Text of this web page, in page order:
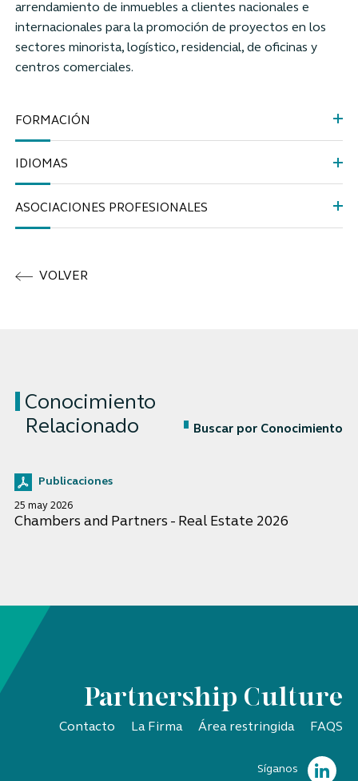
arrendamiento de inmuebles a clientes nacionales e
internacionales para la promoción de proyectos en los
sectores minorista, logístico, residencial, de oficinas y
centros comerciales.
FORMACIÓN
IDIOMAS
ASOCIACIONES PROFESIONALES
VOLVER
Conocimiento
Relacionado
Buscar por Conocimiento
Publicaciones
25 may 2026
Chambers and Partners - Real Estate 2026
Partnership Culture
Contacto La Firma Área restringida FAQS
Síganos